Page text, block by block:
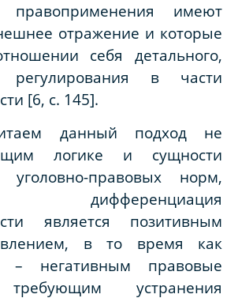
правоприменения имеют
отражение и которые
себя детального,
регулирования в части
[6, с. 145].
данный подход не
логике и сущности
уголовно-правовых норм,
дифференциация
является позитивным
в то время как
– негативным правовые
устранения